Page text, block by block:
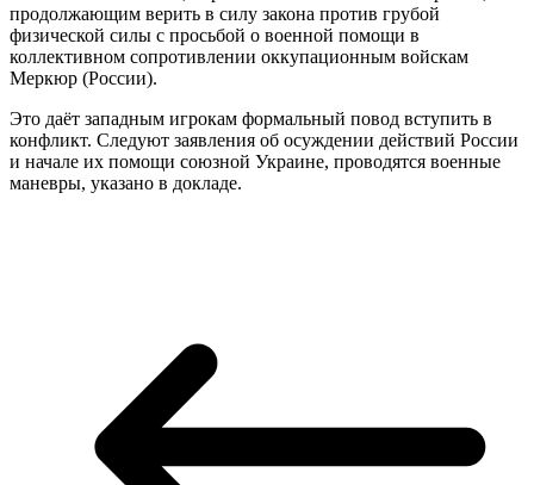
продолжающим верить в силу закона против грубой
физической силы с просьбой о военной помощи в
коллективном сопротивлении оккупационным войскам
Меркюр (России).
Это даёт западным игрокам формальный повод вступить в
конфликт. Следуют заявления об осуждении действий России
и начале их помощи союзной Украине, проводятся военные
маневры, указано в докладе.